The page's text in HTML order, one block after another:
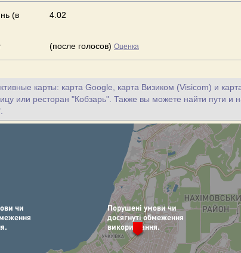
(в
4.02
(после голосов) Оценка
карты: карта Google, карта Визиком (Visicom) и
или ресторан "Кобзарь". Также вы можете найти пути и